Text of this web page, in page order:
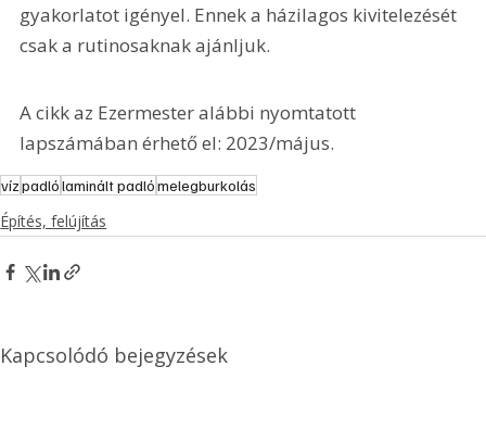
gyakorlatot igényel. Ennek a házilagos kivitelezését
csak a rutinosaknak ajánljuk.
A cikk az Ezermester alábbi nyomtatott
lapszámában érhető el: 2023/május.
vízpadlólaminált padlómelegburkolás
Építés, felújítás
Kapcsolódó bejegyzések